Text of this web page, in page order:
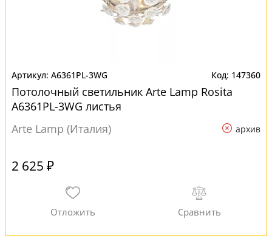
A6361PL-3WG 147360
Потолочный светильник Arte Lamp Rosita
A6361PL-3WG листья
Arte Lamp (Италия)
архив
2 625 ₽